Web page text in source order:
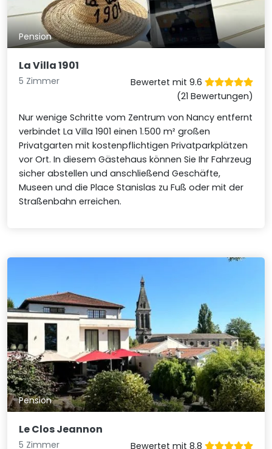
Pension
La Villa 1901
5 Zimmer
Bewertet mit 9.6
(21 Bewertungen)
Nur wenige Schritte vom Zentrum von Nancy entfernt
verbindet La Villa 1901 einen 1.500 m² großen
Privatgarten mit kostenpflichtigen Privatparkplätzen
vor Ort. In diesem Gästehaus können Sie Ihr Fahrzeug
sicher abstellen und anschließend Geschäfte,
Museen und die Place Stanislas zu Fuß oder mit der
Straßenbahn erreichen.
Pension
Le Clos Jeannon
5 Zimmer Bewertet mit 8.8